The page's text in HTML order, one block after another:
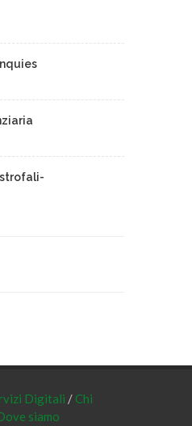
Digitali / Chi
siamo